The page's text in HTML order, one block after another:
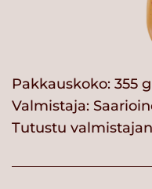
Pakkauskoko: 355 g
Valmistaja:
Tutustu